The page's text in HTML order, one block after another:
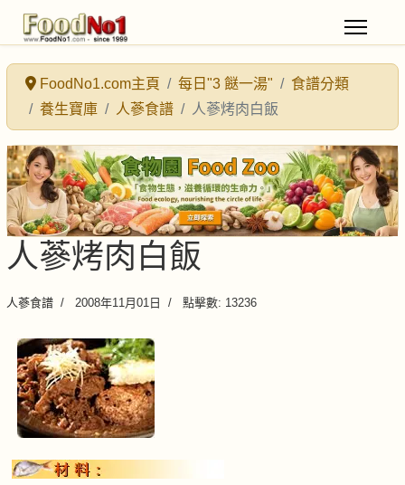
FoodNo1.com主頁 每日"3 餸一湯"
食譜分類
養生寶庫
人蔘食譜 人蔘烤肉白飯
人蔘烤肉白飯
人蔘食譜 2008年11月01日 點擊數: 13236